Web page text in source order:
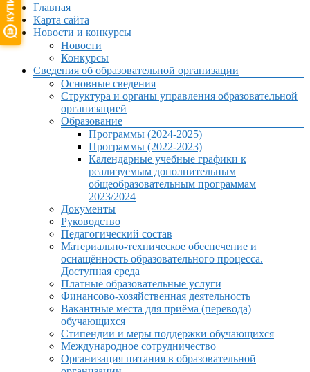
МенюГлавная
Карта сайта
Новости и конкурсы
Новости
Конкурсы
Сведения об образовательной организации
Основные сведения
Структура и органы управления образовательной
организацией
Образование
Программы (2024-2025)
Программы (2022-2023)
Календарные учебные графики к
реализуемым дополнительным
общеобразовательным программам
2023/2024
Документы
Руководство
Педагогический состав
Материально-техническое обеспечение и
оснащённость образовательного процесса.
Доступная среда
Платные образовательные услуги
Финансово-хозяйственная деятельность
Вакантные места для приёма (перевода)
обучающихся
Стипендии и меры поддержки обучающихся
Международное сотрудничество
Организация питания в образовательной